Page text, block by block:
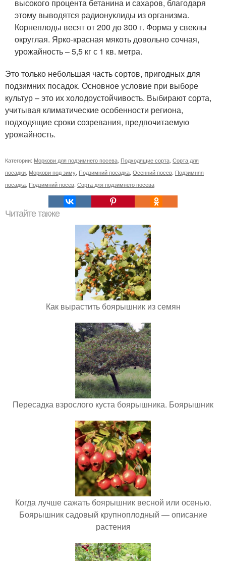
высокого процента бетанина и сахаров, благодаря
этому выводятся радионуклиды из организма.
Корнеплоды весят от 200 до 300 г. Форма у свеклы
округлая. Ярко-красная мякоть довольно сочная,
урожайность – 5,5 кг с 1 кв. метра.
Это только небольшая часть сортов, пригодных для
подзимних посадок. Основное условие при выборе
культур – это их холодоустойчивость. Выбирают сорта,
учитывая климатические особенности региона,
подходящие сроки созревания, предпочитаемую
урожайность.
Категории: Моркови для подзимнего посева Подходящие сорта Сорта для
посадки Моркови под зиму Подзимний посадка Осенний посев Подзимняя
посадка Подзимний посев Сорта для подзимнего посева
Читайте также
Как вырастить боярышник из семян
Пересадка взрослого куста боярышника. Боярышник
Когда лучше сажать боярышник весной или осенью.
Боярышник садовый крупноплодный — описание
растения